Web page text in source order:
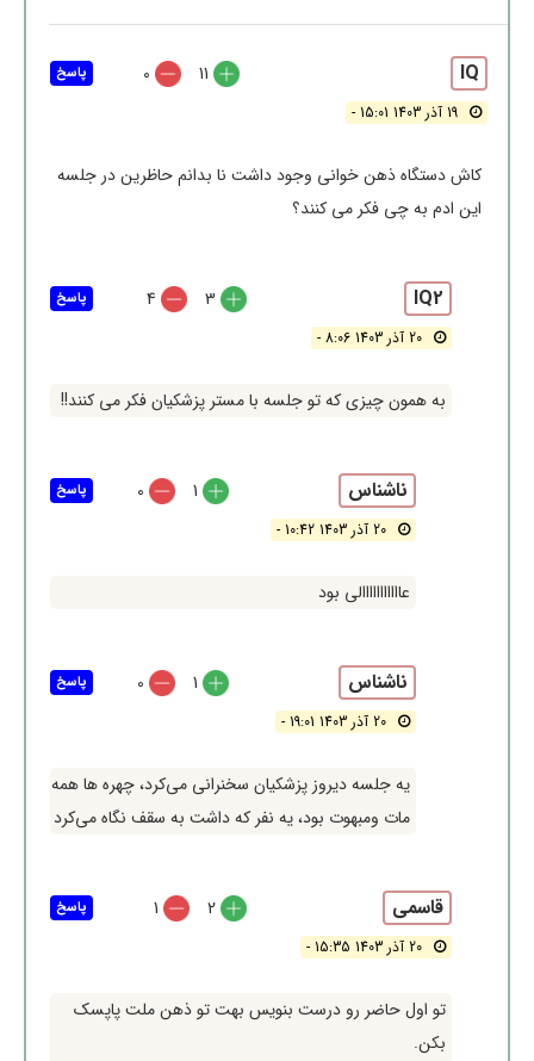
IQ
19 آذر 1403 15:01 -
11
0
کاش دستگاه ذهن خوانی وجود داشت نا بدانم حاظرین در جلسه
این ادم به چی فکر می کنند؟
پاسخ
IQ2
20 آذر 1403 8:06 -
3
4
به همون چیزی که تو جلسه با مستر پزشکیان فکر می کنند!!
پاسخ
ناشناس
20 آذر 1403 10:42 -
1
0
عااااااااااالی بود
پاسخ
ناشناس
20 آذر 1403 19:01 -
1
0
یه جلسه دیروز پزشکیان سخنرانی می‌کرد، چهره ها همه
مات ومبهوت بود، یه نفر که داشت به سقف نگاه می‌کرد
پاسخ
قاسمی
20 آذر 1403 15:35 -
2
1
تو اول حاضر رو درست بنویس بهت تو ذهن ملت پاپسک
بکن.
پاسخ